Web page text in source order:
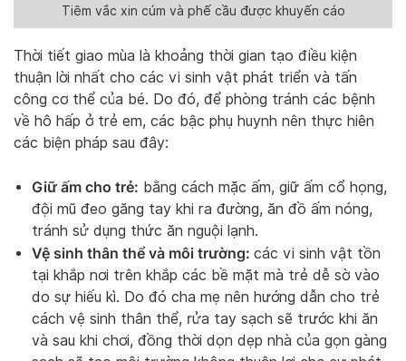
Tiêm vắc xin cúm và phế cầu được khuyến cáo
Thời tiết giao mùa là khoảng thời gian tạo điều kiện
thuận lời nhất cho các vi sinh vật phát triển và tấn
công cơ thể của bé. Do đó, để phòng tránh các bệnh
về hô hấp ở trẻ em, các bậc phụ huynh nên thực hiên
các biện pháp sau đây:
Giữ ấm cho trẻ: bằng cách mặc ấm, giữ ấm cổ họng,
đội mũ đeo găng tay khi ra đường, ăn đồ ấm nóng,
tránh sử dụng thức ăn nguội lạnh.
Vệ sinh thân thể và môi trường: các vi sinh vật tồn
tại khắp nơi trên khắp các bề mặt mà trẻ dễ sờ vào
do sự hiếu kì. Do đó cha mẹ nên hướng dẫn cho trẻ
cách vệ sinh thân thể, rửa tay sạch sẽ trước khi ăn
và sau khi chơi, đồng thời dọn dẹp nhà của gọn gàng